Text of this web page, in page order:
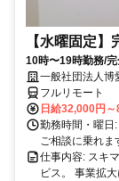
【水曜固定
10時〜19時勤務/
業務一般社団法人博
フルリモート
日給32,000円
勤務時間・曜日
ご相談に乗れま
仕事内容: スキ
ビス。 事業拡